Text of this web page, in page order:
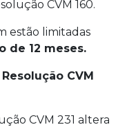
CVM 160.
estão limitadas
de 12 meses.
CVM
CVM 231 altera